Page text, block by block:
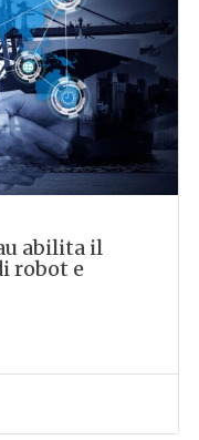
abilita il
robot e